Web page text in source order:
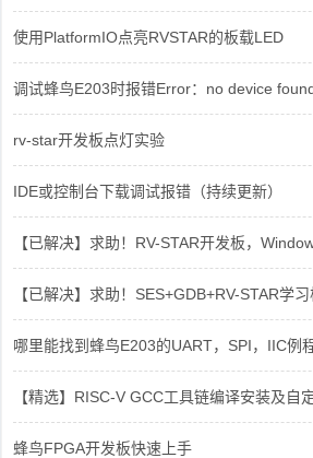
使用PlatformIO点亮RVSTAR的板载LED
调试蜂鸟E203时报错Error：no device
rv-star开发板点灯实验
IDE或控制台下载调试报错（持续更新）
【已解决】求助！RV-STAR开发板，
【已解决】求助！SES+GDB+RV-STAR学
哪里能找到蜂鸟E203的UART，SPI，IIC例程
【精选】RISC-V GCC工具链编译安装及自
蜂鸟FPGA开发板快速上手